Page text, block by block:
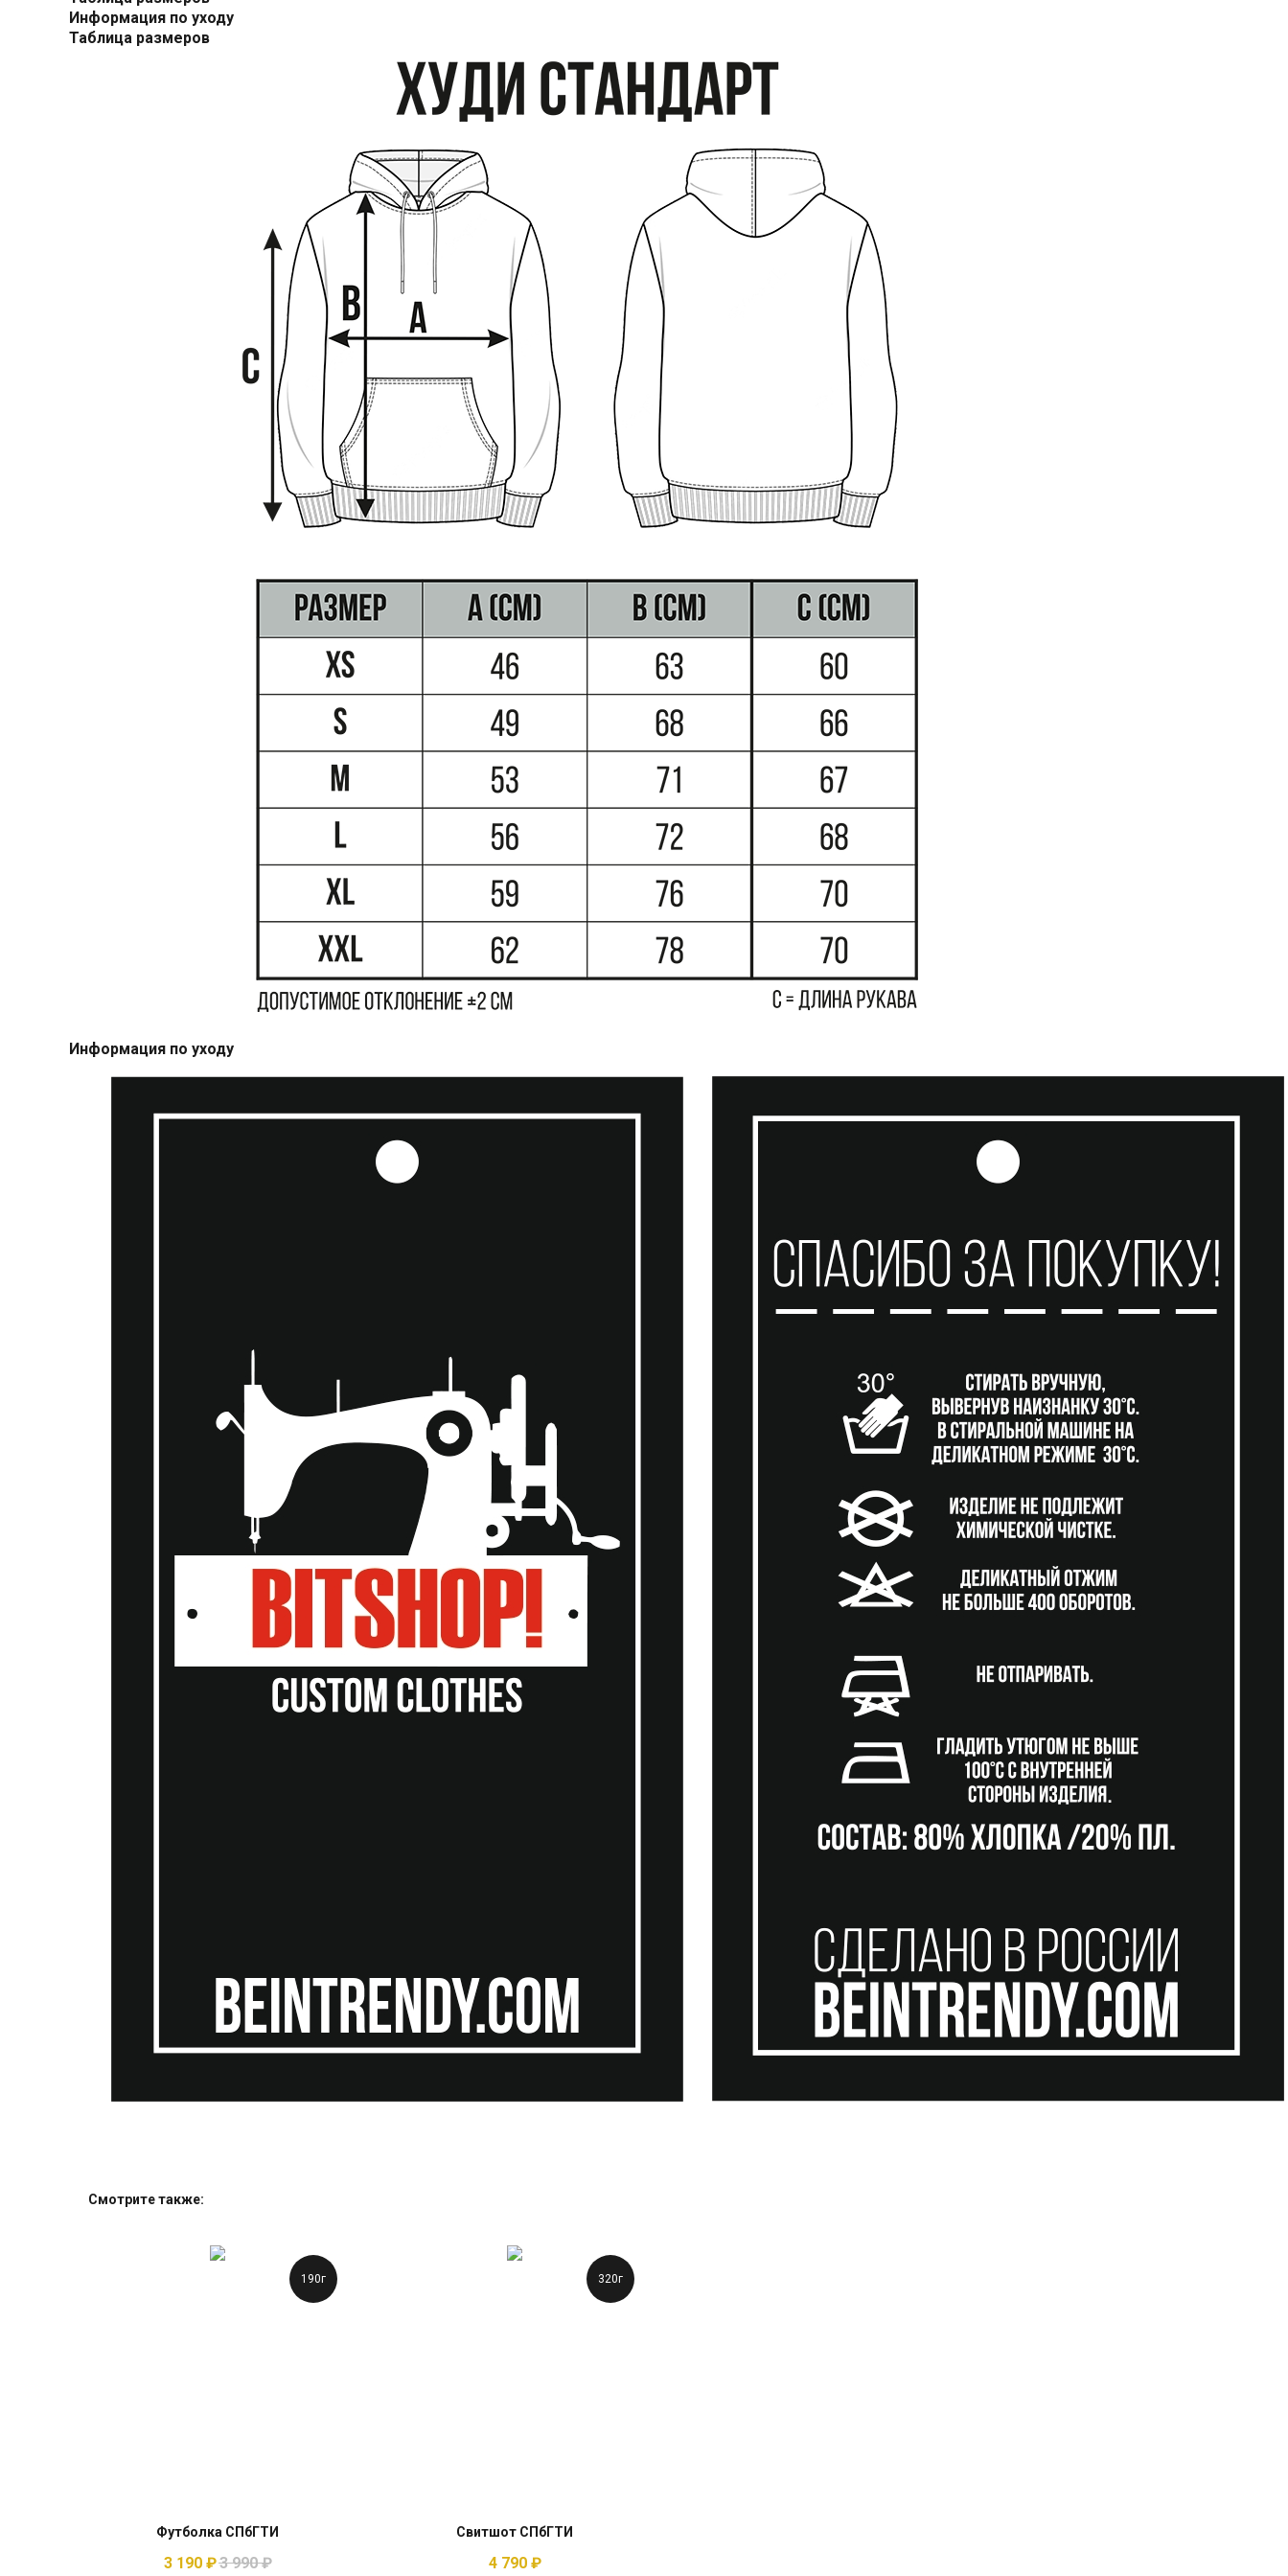
Информация по уходу
Таблица размеров
Информация по уходу
Смотрите также:
190г
Футболка СПбГТИ
3 190 ₽3 990 ₽
320г
Свитшот СПбГТИ
4 790 ₽